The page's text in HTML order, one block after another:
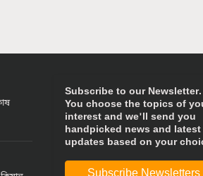
Subscribe to our Newsletter.
You choose the topics of
interest and we'll send you
handpicked news and latest
updates based on your